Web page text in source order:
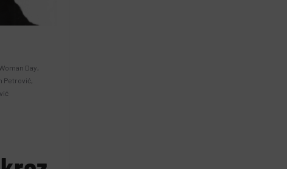
Day,
Petrović,